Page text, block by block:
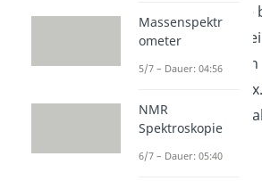
Zwei Tartratmoleküle
Sauerstoffatome an
Dabei bilden sie einen
Lösung hat eine
dunkelblaue Farbe
Massenspektr
ometer
5/7 – Dauer: 04:56
NMR
Spektroskopie
6/7 – Dauer: 05:40